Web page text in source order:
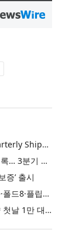
L&F Achieves Record-High Quarterly Shipments, Begins LFP Supply for North American ESS in Q3 Advancing its Two-Track NCM and LFP Growth Strategy
엘앤에프, 분기 최대 출하 실적 기록… 3분기 북미 ESS향 LFP 공급 착수 NCM+LFP ‘2-Track’ 성장 전략 실현
증’ 출시
삼성전자, ‘갤럭시 Z 폴드8 울트라·폴드8·플립8’과 ‘갤럭시 워치 울트라2·워치9’ 국내 공식 출시
현대자동차 ‘디 올 뉴 아반떼’ 계약 첫날 1만 대 돌파